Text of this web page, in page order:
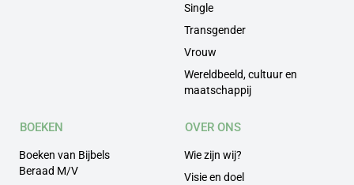
Single
Transgender
Vrouw
Wereldbeeld, cultuur en
maatschappij
BOEKEN
Boeken van Bijbels
Beraad M/V
OVER ONS
Wie zijn wij?
Visie en doel